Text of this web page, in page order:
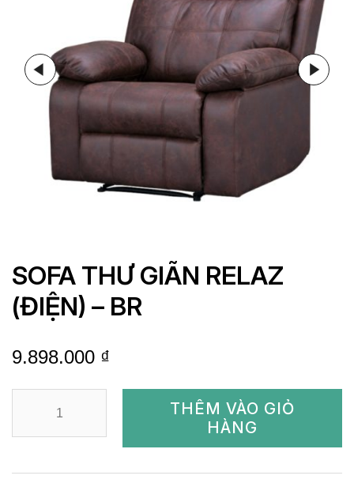
SOFA THƯ GIÃN RELAZ
(ĐIỆN) – BR
9.898.000 ₫
GIÃN
THÊM VÀO GIỎ
HÀNG